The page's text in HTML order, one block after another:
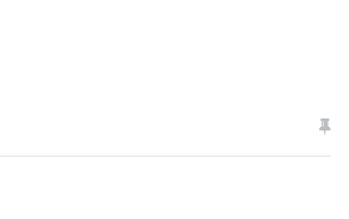
खाई में धक्का… आरोपियों ने